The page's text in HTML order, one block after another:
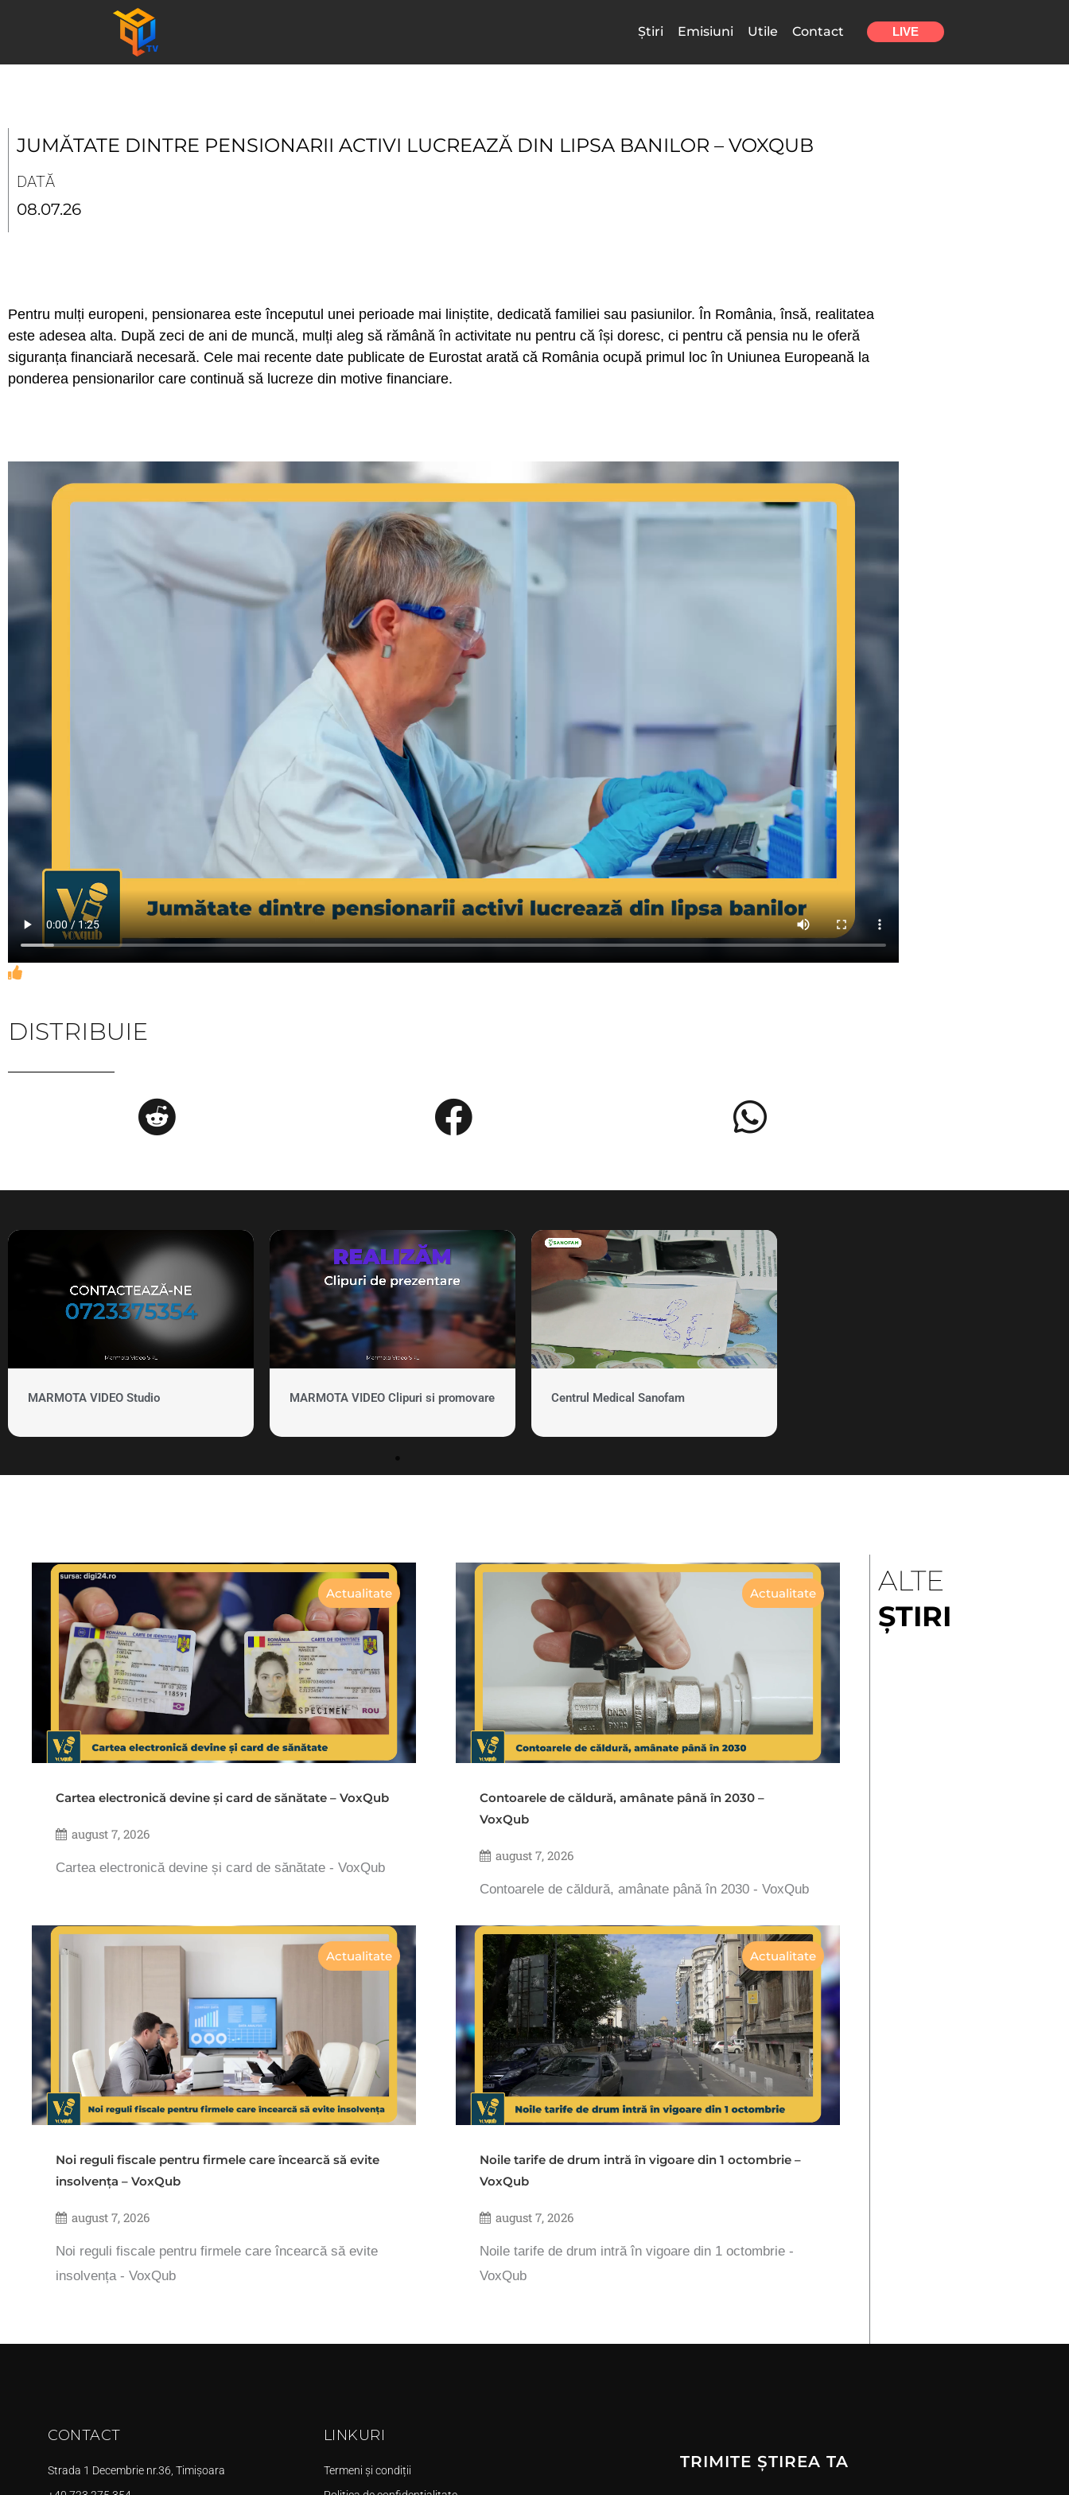
Știri Emisiuni Utile Contact LIVE
JUMĂTATE DINTRE PENSIONARII ACTIVI LUCREAZĂ DIN LIPSA BANILOR – VOXQUB
DATĂ
08.07.26
Pentru mulți europeni, pensionarea este începutul unei perioade mai liniștite, dedicată familiei sau pasiunilor. În România, însă, realitatea
este adesea alta. După zeci de ani de muncă, mulți aleg să rămână în activitate nu pentru că își doresc, ci pentru că pensia nu le oferă
siguranța financiară necesară. Cele mai recente date publicate de Eurostat arată că România ocupă primul loc în Uniunea Europeană la
ponderea pensionarilor care continuă să lucreze din motive financiare.
DISTRIBUIE
MARMOTA VIDEO Studio MARMOTA VIDEO Clipuri si promovare Centrul Medical Sanofam
Actualitate
Cartea electronică devine și card de sănătate – VoxQub
august 7, 2026
Cartea electronică devine și card de sănătate - VoxQub
Actualitate
Contoarele de căldură, amânate până în 2030 –
VoxQub
august 7, 2026
Contoarele de căldură, amânate până în 2030 - VoxQub
Actualitate
Noi reguli fiscale pentru firmele care încearcă să evite
insolvența – VoxQub
august 7, 2026
Noi reguli fiscale pentru firmele care încearcă să evite
insolvența - VoxQub
Actualitate
Noile tarife de drum intră în vigoare din 1 octombrie –
VoxQub
august 7, 2026
Noile tarife de drum intră în vigoare din 1 octombrie -
VoxQub
ALTE
ȘTIRI
CONTACT
Strada 1 Decembrie nr.36, Timișoara
LINKURI
Termeni și condiții
TRIMITE ȘTIREA TA